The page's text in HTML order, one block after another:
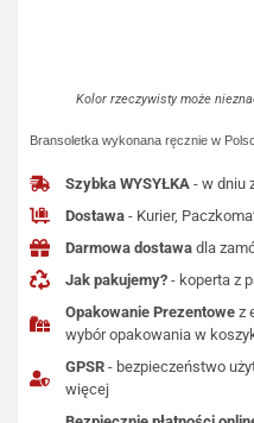
Kolor rzeczywisty może
Bransoletka wykonana ręcznie w
Szybka WYSYŁKA - w dniu
Dostawa - Kurier,
Darmowa dostawa dla
Jak pakujemy? - koperta z
Opakowanie Prezentowe z
wybór opakowania w
GPSR - bezpieczeństwo
więcej